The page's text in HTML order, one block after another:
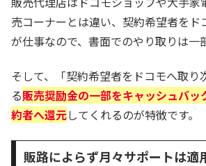
売コーナーとは違い、契約希望者をド
が仕事なので、書面でのやり取りは一
そして、「契約希望者をドコモへ取り
る販売奨励金の一部をキャッシュバッ
約者へ還元してくれるのが特徴です。
販路によらず月々サポートは適